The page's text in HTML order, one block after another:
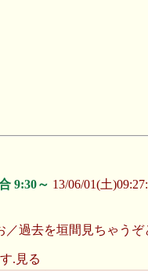
9:30～ 13/06/01(土
過去を垣間見ちゃうぞ
. 見る